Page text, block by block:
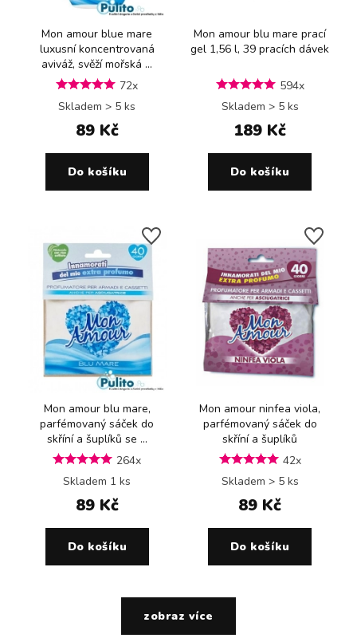
Mon amour blue mare
luxusní koncentrovaná
aviváž, svěží mořská ...
72x
Skladem > 5 ks
89 Kč
Do košíku
Mon amour blu mare prací
gel 1,56 l, 39 pracích dávek
594x
Skladem > 5 ks
189 Kč
Do košíku
Mon amour blu mare,
parfémovaný sáček do
skříní a šuplíků se ...
264x
Skladem 1 ks
89 Kč
Do košíku
Mon amour ninfea viola,
parfémovaný sáček do
skříní a šuplíků
42x
Skladem > 5 ks
89 Kč
Do košíku
zobraz více